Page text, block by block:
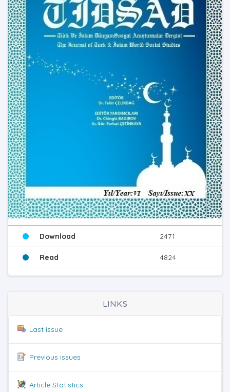
Download 2471
Read 4824
LINKS
Last issue
Previous issues
Article Statistics